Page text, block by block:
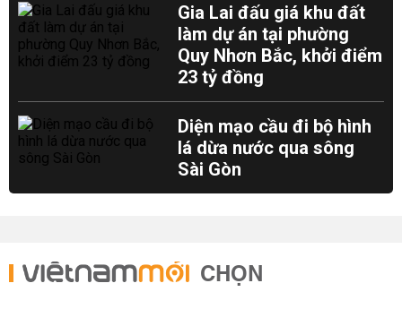
Gia Lai đấu giá khu đất
làm dự án tại phường
Quy Nhơn Bắc, khởi điểm
23 tỷ đồng
Diện mạo cầu đi bộ hình
lá dừa nước qua sông
Sài Gòn
CHỌN